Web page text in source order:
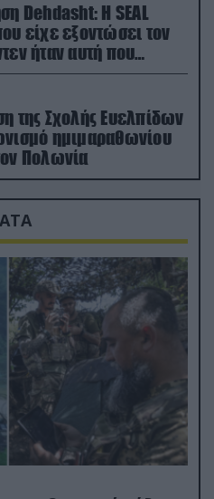
Dehdasht: Η SEAL
είχε εξοντώσει τον
ήταν αυτή που
πιλότο του F-15
της Σχολής Ευελπίδων
ημιμαραθωνίου
Πολωνία